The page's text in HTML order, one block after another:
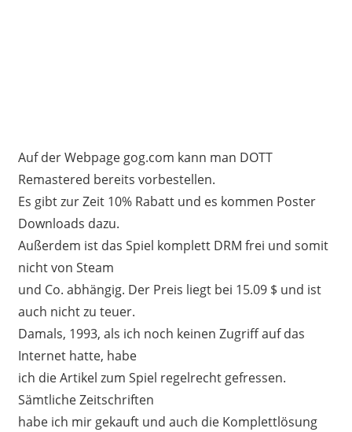
Auf der Webpage gog.com kann man DOTT
Remastered bereits vorbestellen.
Es gibt zur Zeit 10% Rabatt und es kommen Poster
Downloads dazu.
Außerdem ist das Spiel komplett DRM frei und somit
nicht von Steam
und Co. abhängig. Der Preis liegt bei 15.09 $ und ist
auch nicht zu teuer.
Damals, 1993, als ich noch keinen Zugriff auf das
Internet hatte, habe
ich die Artikel zum Spiel regelrecht gefressen.
Sämtliche Zeitschriften
habe ich mir gekauft und auch die Komplettlösung